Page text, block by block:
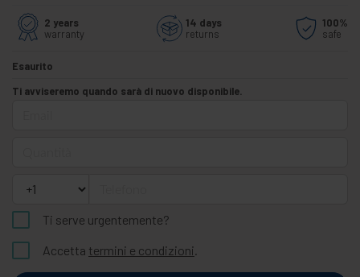
2 years
warranty
14 days
returns
100%
safe
Esaurito
Ti avviseremo quando sarà di nuovo disponibile.
Ti serve urgentemente?
Accetta termini e condizioni.